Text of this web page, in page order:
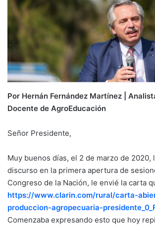
Por Hernán Fernández Martínez |
Docente de AgroEducación
Señor Presidente,
Muy buenos días, el 2 de marzo de 2020,
discurso en la primera apertura de
Congreso de la Nación, le envié la carta
https://www.clarin.com/rural/carta-
produccion-agropecuaria-
Comenzaba expresando esto que hoy